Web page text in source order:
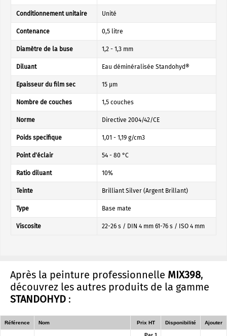
Conditionnement unitaire Unité
Contenance 0,5 litre
Diamètre de la buse 1,2 - 1,3 mm
Diluant Eau déminéralisée Standohyd®
Epaisseur du film sec 15 µm
Nombre de couches 1,5 couches
Norme Directive 2004/42/CE
Poids specifique 1,01 - 1,19 g/cm3
Point d'éclair 54 - 80 °C
Ratio diluant 10%
Teinte Brilliant Silver (Argent Brillant)
Type Base mate
Viscosite 22-26 s / DIN 4 mm 61-76 s / ISO 4 mm
Après la peinture professionnelle MIX398,
découvrez les autres produits de la gamme
STANDOHYD :
Référence Nom Prix HT Disponibilité Ajouter
Par 1